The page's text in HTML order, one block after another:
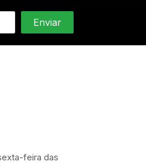
feira das